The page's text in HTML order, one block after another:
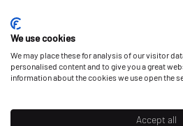
Indirizzo e-mail
I NOSTRI NEGOZI
We use cookies
We may place these for analysis of our visitor
personalised content and to give you a great
information about the cookies we use open the
Accept all